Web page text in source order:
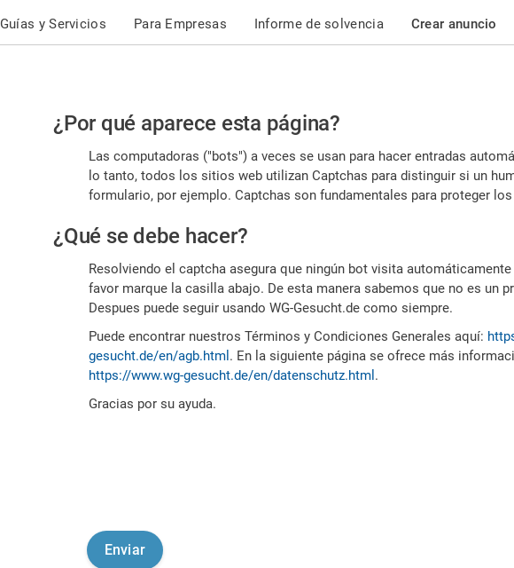
Guías y Servicios Para Empresas Informe de solvencia Crear anuncio
Por
favor,
confirme
es
humano
¿Por qué aparece esta página?
Las computadoras ("bots") a veces se usan para hacer entradas
lo tanto, todos los sitios web utilizan Captchas para distinguir si un
formulario, por ejemplo. Captchas son fundamentales para proteger
¿Qué se debe hacer?
Resolviendo el captcha asegura que ningún bot visita
favor marque la casilla abajo. De esta manera sabemos que no es un
Despues puede seguir usando WG-Gesucht.de como siempre.
Puede encontrar nuestros Términos y Condiciones Generales aquí:
gesucht.de/en/agb.html . En la siguiente página se ofrece más
https://www.wg-gesucht.de/en/datenschutz.html .
Gracias por su ayuda.